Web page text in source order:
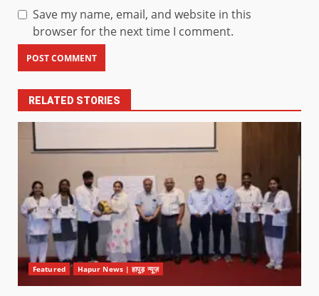
Save my name, email, and website in this
browser for the next time I comment.
RELATED STORIES
Featured Hapur News | हापुड़ न्यूज़